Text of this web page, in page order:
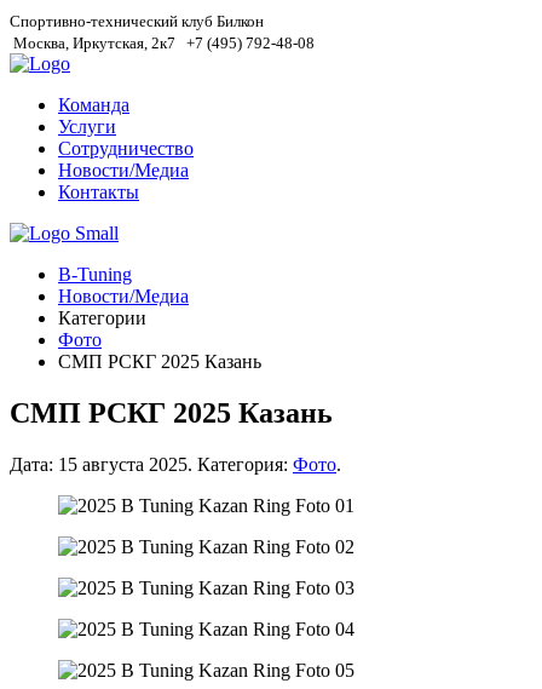
Спортивно-технический клуб Билкон
Москва, Иркутская, 2к7
+7 (495) 792-48-08
Команда
Услуги
Сотрудничество
Новости/Медиа
Контакты
B-Tuning
Новости/Медиа
Категории
Фото
СМП РСКГ 2025 Казань
СМП РСКГ 2025 Казань
Дата: 15 августа 2025. Категория: Фото.